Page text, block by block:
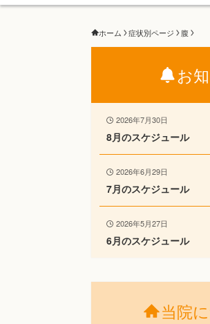
ホーム 症状別ページ 腹
お
2026年7月30日
8月のスケジュール
2026年6月29日
7月のスケジュール
2026年5月27日
6月のスケジュール
当院